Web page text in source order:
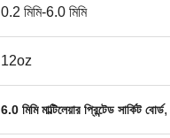
0.2 মিমি-6.0 মিমি
12oz
6.0 মিমি মাল্টিলেয়ার প্রিন্টেড সার্কিট বোর্ড,